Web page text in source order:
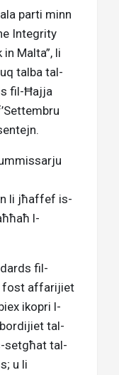
parti minn
Integrity
Malta”, li
talba tal-
fil-Ħajja
li jħaffef is-
l-
fil-
fost affarijiet
ikopri l-
tal-
setgħat tal-
u li